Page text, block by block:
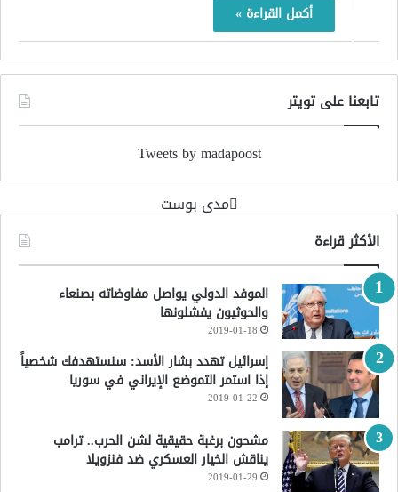
أكمل القراءة »
تابعنا على تويتر
Tweets by madapoost
‏مدى بوست‏
الأكثر قراءة
الموفد الدولي يواصل مفاوضاته بصنعاء
والحوثيون يفشلونها
2019-01-18
إسرائيل تهدد بشار الأسد: سنستهدفك شخصياً
إذا استمر التموضع الإيراني في سوريا
2019-01-22
مشحون برغبة حقيقية لشن الحرب.. ترامب
يناقش الخيار العسكري ضد فنزويلا
2019-01-29